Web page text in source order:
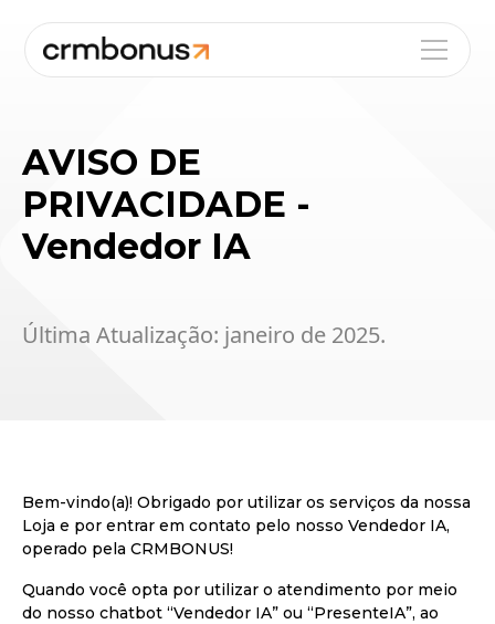
AVISO DE
PRIVACIDADE -
Vendedor IA
Última Atualização: janeiro de 2025.
Bem-vindo(a)! Obrigado por utilizar os serviços da nossa
Loja e por entrar em contato pelo nosso Vendedor IA,
operado pela CRMBONUS!
Quando você opta por utilizar o atendimento por meio
do nosso chatbot “Vendedor IA” ou “PresenteIA”, ao